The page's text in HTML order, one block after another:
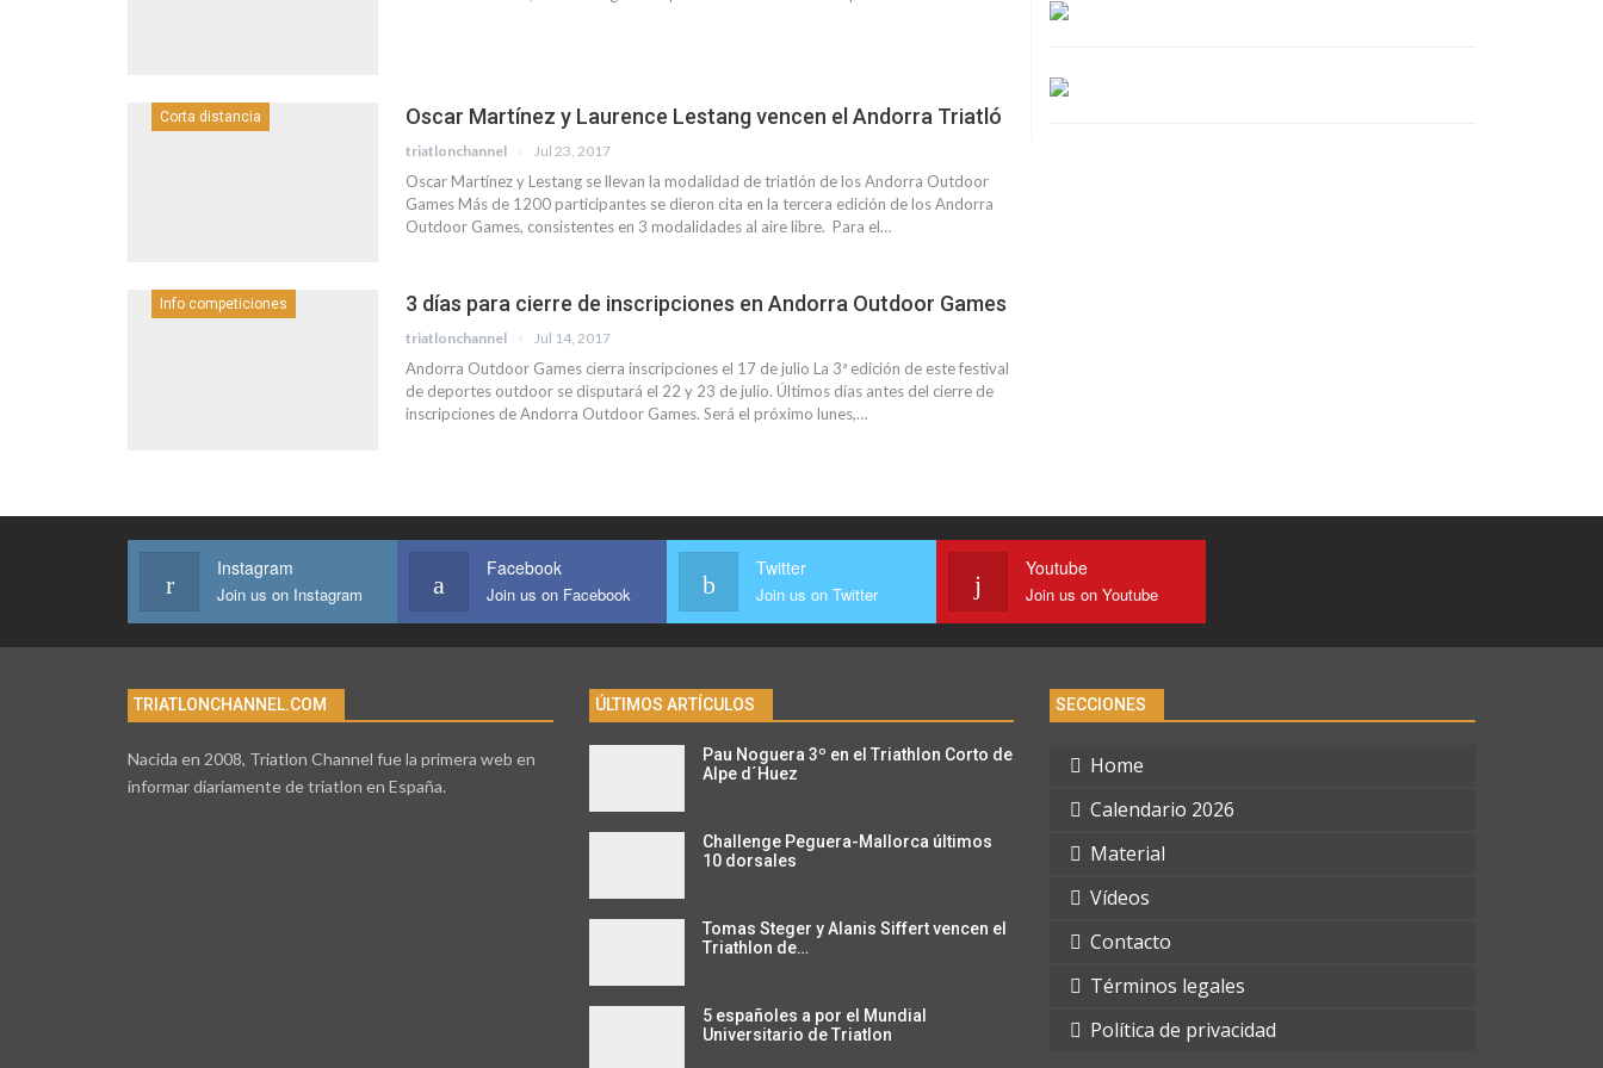
Corta distancia Oscar Martínez y Laurence Lestang vencen el Andorra Triatló
triatlonchannel Jul 23, 2017
Oscar Martínez y Lestang se llevan la modalidad de triatlón de los Andorra Outdoor
Games Más de 1200 participantes se dieron cita en la tercera edición de los Andorra
Outdoor Games, consistentes en 3 modalidades al aire libre. Para el…
Info competiciones 3 días para cierre de inscripciones en Andorra Outdoor Games
triatlonchannel Jul 14, 2017
Andorra Outdoor Games cierra inscripciones el 17 de julio La 3ª edición de este festival
de deportes outdoor se disputará el 22 y 23 de julio. Últimos días antes del cierre de
inscripciones de Andorra Outdoor Games. Será el próximo lunes,…
Instagram
Join us on Instagram
Facebook
Join us on Facebook
Twitter
Join us on Twitter
Youtube
Join us on Youtube
TRIATLONCHANNEL.COM
Nacida en 2008, Triatlon Channel fue la primera web en
informar diariamente de triatlon en España.
ÚLTIMOS ARTÍCULOS
Pau Noguera 3º en el Triathlon Corto de
Alpe d´Huez
Challenge Peguera-Mallorca últimos
10 dorsales
Tomas Steger y Alanis Siffert vencen el
Triathlon de…
5 españoles a por el Mundial
Universitario de Triatlon
SECCIONES
Home
Calendario 2026
Material
Vídeos
Contacto
Términos legales
Política de privacidad